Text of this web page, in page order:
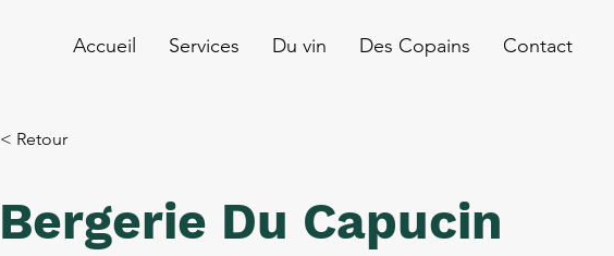
Accueil Services Du vin Des Copains Contact
< Retour
Bergerie Du Capucin